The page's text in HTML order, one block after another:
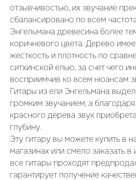
отзывчивостью, их звучание
сбалансировано по всем
Энгельмана древесина более
коричневого цвета. Дерево
жесткость и плотность по
ситхинской елью, за счет чего
восприимчив ко всем нюансам
Гитары из ели Энгельмана
громким звучанием, а
красного дерева звук
глубину.
Эту гитару вы можете купить в
магазинах или смело заказать в
все гитары проходят
гарантирует получение